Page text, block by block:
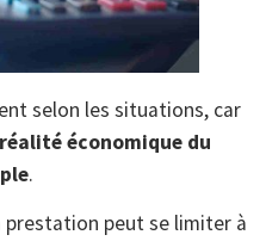
selon les situations, car
réalité économique du
.
prestation peut se limiter à